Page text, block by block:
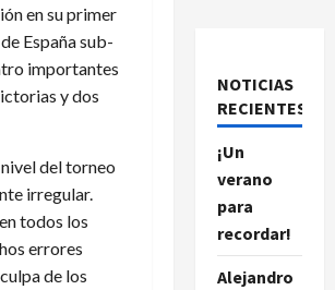
en su primer
España sub-
importantes
y dos
del torneo
irregular.
todos los
errores
de los
NOTICIAS
RECIENTES.
¡Un
verano
para
recordar!
Alejandro